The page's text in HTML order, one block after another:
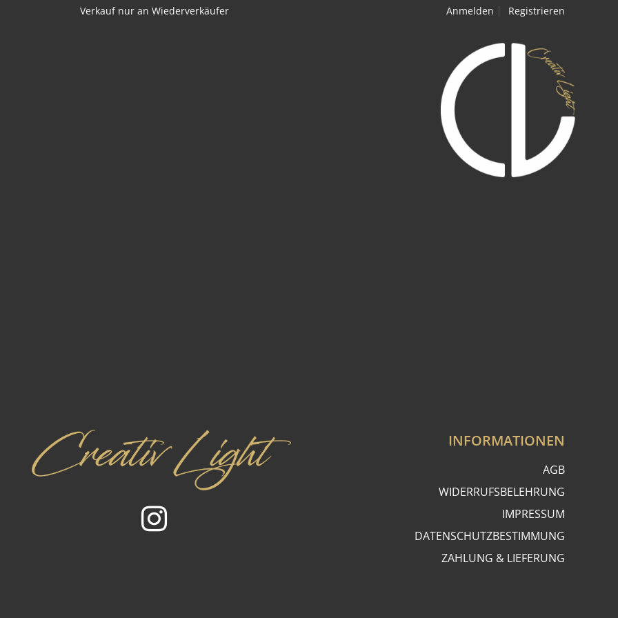
Verkauf nur an Wiederverkäufer Anmelden Registrieren
INFORMATIONEN
AGB
WIDERRUFSBELEHRUNG
IMPRESSUM
DATENSCHUTZBESTIMMUNG
ZAHLUNG & LIEFERUNG